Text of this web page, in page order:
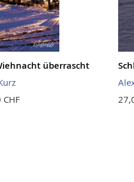
überrascht
CHF